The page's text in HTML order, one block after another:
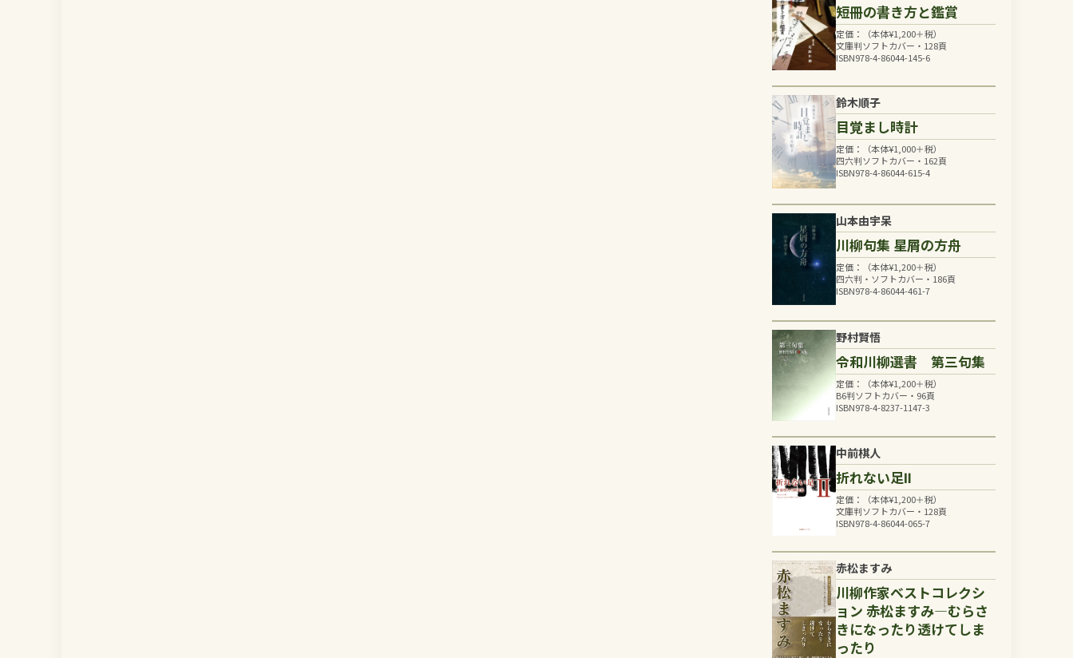
短冊の書き方と鑑賞
定価：（本体¥1,200＋税）
文庫判ソフトカバー・128頁
ISBN978-4-86044-145-6
鈴木順子
目覚まし時計
定価：（本体¥1,000＋税）
四六判ソフトカバー・162頁
ISBN978-4-86044-615-4
山本由宇呆
川柳句集 星屑の方舟
定価：（本体¥1,200＋税）
四六判・ソフトカバー・186頁
ISBN978-4-86044-461-7
野村賢悟
令和川柳選書 第三句集
定価：（本体¥1,200＋税）
B6判ソフトカバー・96頁
ISBN978-4-8237-1147-3
中前棋人
折れない足Ⅱ
定価：（本体¥1,200＋税）
文庫判ソフトカバー・128頁
ISBN978-4-86044-065-7
赤松ますみ
川柳作家ベストコレクシ
ョン 赤松ますみ―むらさ
きになったり透けてしま
ったり